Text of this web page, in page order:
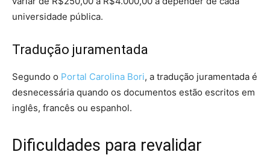
universidade pública.
Tradução juramentada
Segundo o Portal Carolina Bori, a tradução juramentada é
desnecessária quando os documentos estão escritos em
inglês, francês ou espanhol.
Dificuldades para revalidar